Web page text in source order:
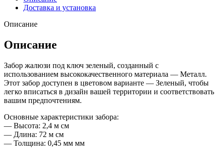
Доставка и установка
Описание
Описание
Забор жалюзи под ключ зеленый, созданный с
использованием высококачественного материала — Металл.
Этот забор доступен в цветовом варианте — Зеленый, чтобы
легко вписаться в дизайн вашей территории и соответствовать
вашим предпочтениям.
Основные характеристики забора:
— Высота: 2,4 м см
— Длина: 72 м см
— Толщина: 0,45 мм мм